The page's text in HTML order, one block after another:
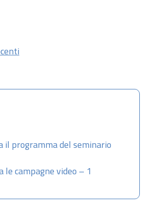
il programma del seminario
le campagne video – 1